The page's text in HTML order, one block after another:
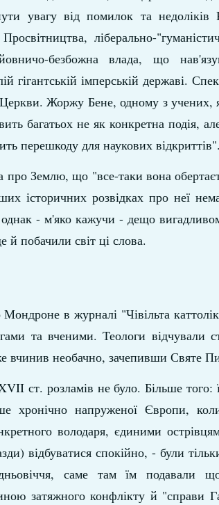
увагу від помилок та недоліків
ліберально-
безбожна влада, що
гігантській імперській державі.
Жоржу Бене, одному з учених,
багатьох не як конкретна подія,
перешкоду для наукових відкриттів".
Землю, що "все-таки вона
історичних розвідках про неї
- м'яко кажучи - дещо
й побачили світ ці слова.
в журналі "Чівільта
та вченими. Теологи відчували
вчинив необачно, зачепивши Святе
ст. розламів не було. Більше того:
хронічно напруженої Європи,
володаря, єдиними
відбуватися спокійно, - були
саме там їм подавали
затяжного конфлікту й "справи